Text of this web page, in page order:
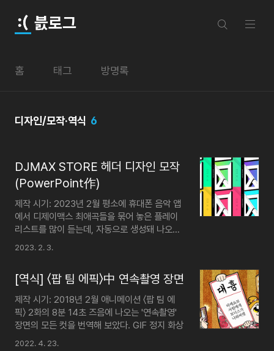
븘로그
홈 태그 방명록
디자인/모작·역식 6
DJMAX STORE 헤더 디자인 모작
(PowerPoint作)
제작 시기: 2023년 2월 평소에 휴대폰 음악 앱
에서 디제이맥스 최애곡들을 묶어 놓은 플레이
리스트를 많이 듣는데, 자동으로 생성돼 나오는
표지의 디자인이 마음에 들지 않아 'DJMAX
범용 색상은 디제이맥스 리스펙트 공식 홈페이
지의 h2 영역에 쓰인 색상을 참조하였다.
DJMAX RESPECT Music Video Mulch
Sampling Masters MEGA The
Obliterator GOTH Binary World Tsukasa
glory day (Full M/V) BEXTER & Mycin.T
2023. 2. 3.
[역식] 〈팝 팀 에픽〉中 연속촬영 장면
제작 시기: 2018년 2월 애니메이션 〈팝 팀 에
픽〉 2화의 8분 14초 즈음에 나오는 '연속촬영'
장면의 모든 컷을 번역해 보았다. GIF 정지 화상
2022. 4. 23.